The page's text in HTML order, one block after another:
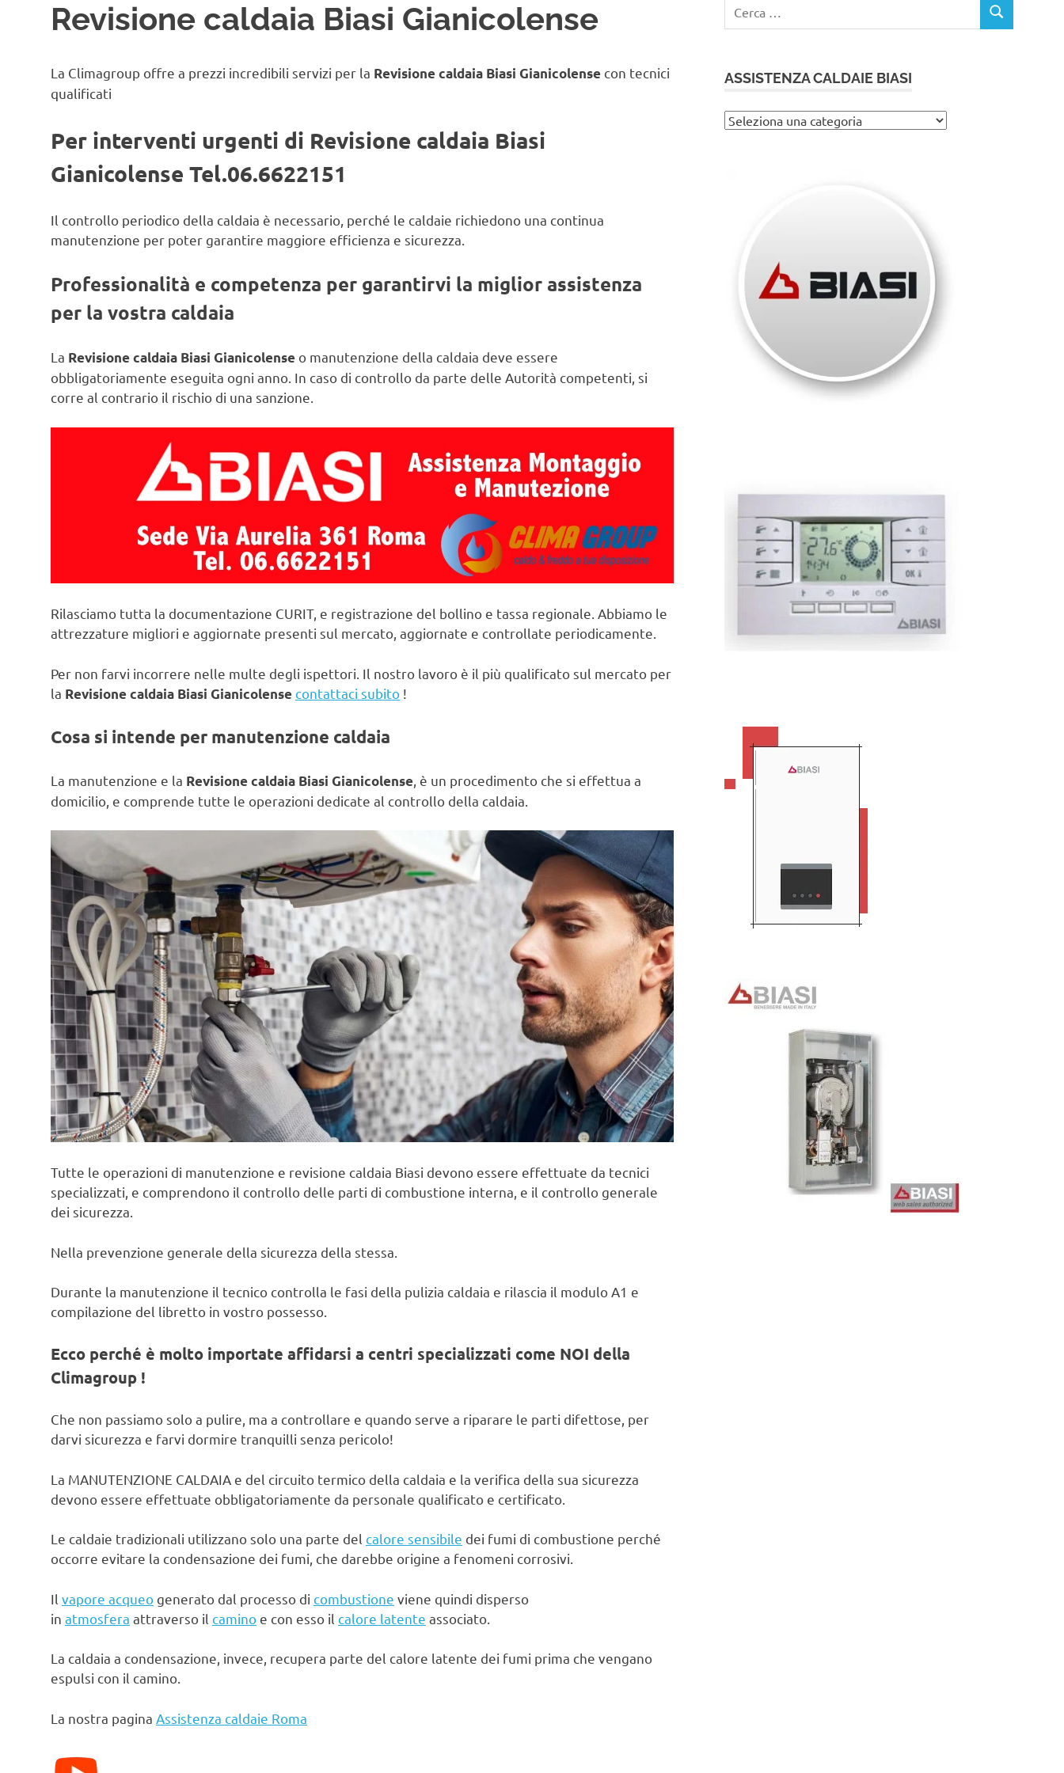
Revisione caldaia Biasi Gianicolense
La Climagroup offre a prezzi incredibili servizi per la Revisione caldaia Biasi Gianicolense con tecnici
qualificati
Per interventi urgenti di Revisione caldaia Biasi
Gianicolense Tel.06.6622151
Il controllo periodico della caldaia è necessario, perché le caldaie richiedono una continua
manutenzione per poter garantire maggiore efficienza e sicurezza.
Professionalità e competenza per garantirvi la miglior assistenza
per la vostra caldaia
La Revisione caldaia Biasi Gianicolense o manutenzione della caldaia deve essere
obbligatoriamente eseguita ogni anno. In caso di controllo da parte delle Autorità competenti, si
corre al contrario il rischio di una sanzione.
Rilasciamo tutta la documentazione CURIT, e registrazione del bollino e tassa regionale. Abbiamo le
attrezzature migliori e aggiornate presenti sul mercato, aggiornate e controllate periodicamente.
Per non farvi incorrere nelle multe degli ispettori. Il nostro lavoro è il più qualificato sul mercato per
la Revisione caldaia Biasi Gianicolensecontattaci subito !
Cosa si intende per manutenzione caldaia
La manutenzione e la Revisione caldaia Biasi Gianicolense , è un procedimento che si effettua a
domicilio, e comprende tutte le operazioni dedicate al controllo della caldaia.
Tutte le operazioni di manutenzione e revisione caldaia Biasi devono essere effettuate da tecnici
specializzati, e comprendono il controllo delle parti di combustione interna, e il controllo generale
dei sicurezza.
Nella prevenzione generale della sicurezza della stessa.
Durante la manutenzione il tecnico controlla le fasi della pulizia caldaia e rilascia il modulo A1 e
compilazione del libretto in vostro possesso.
Ecco perché è molto importate affidarsi a centri specializzati come NOI della
Climagroup !
Che non passiamo solo a pulire, ma a controllare e quando serve a riparare le parti difettose, per
darvi sicurezza e farvi dormire tranquilli senza pericolo!
La MANUTENZIONE CALDAIA e del circuito termico della caldaia e la verifica della sua sicurezza
devono essere effettuate obbligatoriamente da personale qualificato e certificato.
Le caldaie tradizionali utilizzano solo una parte del calore sensibile dei fumi di combustione perché
occorre evitare la condensazione dei fumi, che darebbe origine a fenomeni corrosivi.
Il vapore acqueo generato dal processo di combustione viene quindi disperso
in atmosfera attraverso il camino e con esso il calore latente associato.
La caldaia a condensazione, invece, recupera parte del calore latente dei fumi prima che vengano
espulsi con il camino.
La nostra pagina Assistenza caldaie Roma
per:
CERCA
ASSISTENZA CALDAIE BIASI
Assistenza